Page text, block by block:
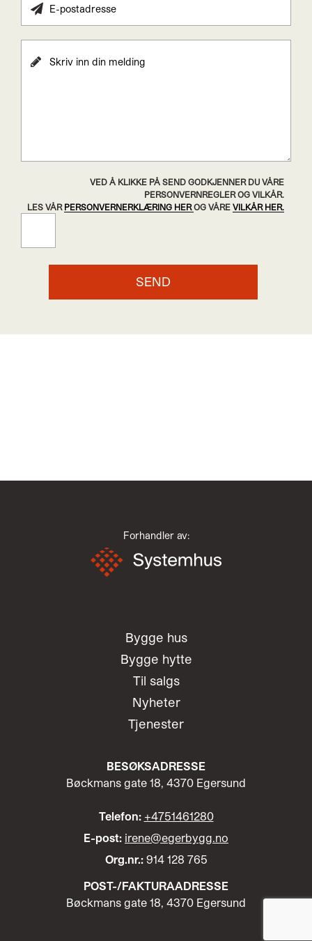
VED Å KLIKKE PÅ SEND GODKJENNER DU VÅRE
PERSONVERNREGLER OG VILKÅR.
LES VÅR PERSONVERNERKLÆRING HEROG VÅRE VILKÅR HER.
Forhandler av:
Bygge hus
Bygge hytte
Til salgs
Nyheter
Tjenester
BESØKSADRESSE
Bøckmans gate 18, 4370 Egersund
Telefon: +4751461280
E-post: irene@egerbygg.no
Org.nr.: 914 128 765
POST-/FAKTURAADRESSE
Bøckmans gate 18, 4370 Egersund